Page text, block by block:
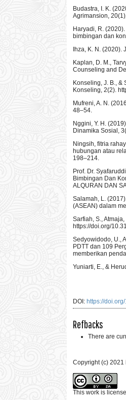
Budastra, I. K.
Agrimansion,
Haryadi, R.
bimbingan dan
Ihza, K. N.
Kaplan, D. M.,
Counseling and
Konseling, J. B.,
Konseling, 2(2).
Mufreni, A. N.
48–54.
Nggini, Y. H.
Dinamika Sosial,
Ningsih, fitria
hubungan atau
198–214.
Prof. Dr.
Bimbingan Dan
ALQURAN DAN
Salamah, L.
(ASEAN) dalam
Sarfiah, S.,
https://doi.org/
Sedyowidodo, U.,
PDTT dan 109
memberikan
Yuniarti, E., &
DOI: https://
Refbacks
There are
Copyright (c) 2021
This work is